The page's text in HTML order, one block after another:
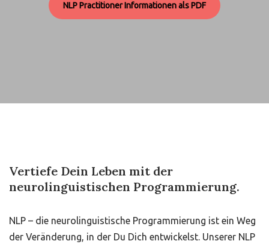
NLP Practitioner Informationen als PDF
Vertiefe Dein Leben mit der
neurolinguistischen Programmierung.
NLP – die neurolinguistische Programmierung ist ein Weg
der Veränderung, in der Du Dich entwickelst. Unserer NLP